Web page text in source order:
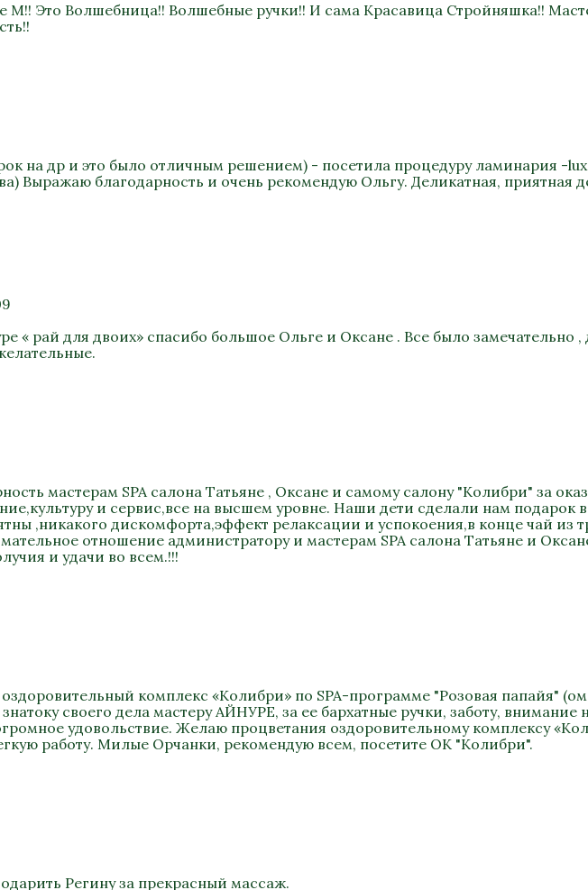
М!! Это Волшебница!! Волшебные ручки!! И сама Красавица Стройняшка!!
на др и это было отличным решением) - посетила процедуру ламинария -
Выражаю благодарность и очень рекомендую Ольгу. Деликатная,
« рай для двоих» спасибо большое Ольге и Оксане . Все было замечательно
мастерам SPA салона Татьяне , Оксане и самому салону "Колибри" за
и сервис,все на высшем уровне. Наши дети сделали нам подарок
,никакого дискомфорта,эффект релаксации и успокоения,в конце чай из
отношение администратору и мастерам SPA салона Татьяне и
и удачи во всем.!!!
оздоровительный комплекс «Колибри» по SPA-программе "Розовая папайя"
своего дела мастеру АЙНУРЕ, за ее бархатные ручки, заботу,
удовольствие. Желаю процветания оздоровительному комплексу
работу. Милые Орчанки, рекомендую всем, посетите ОК "Колибри".
Регину за прекрасный массаж.